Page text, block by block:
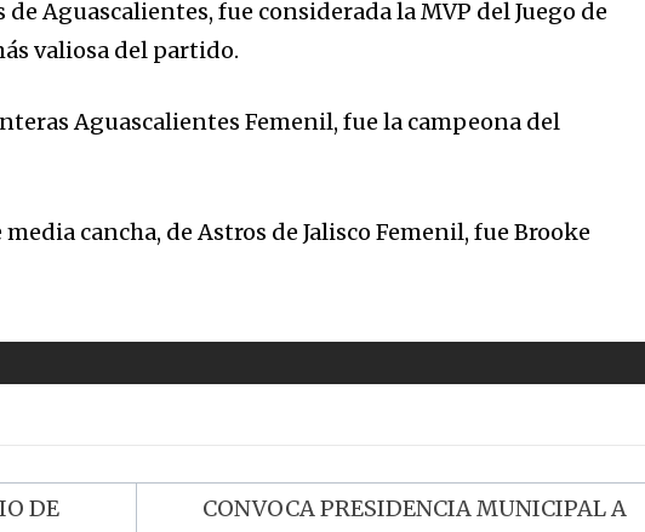
Aguascalientes, fue considerada la MVP del Juego de
valiosa del partido.
Aguascalientes Femenil, fue la campeona del
cancha, de Astros de Jalisco Femenil, fue Brooke
DE
CONVOCA PRESIDENCIA MUNICIPAL A